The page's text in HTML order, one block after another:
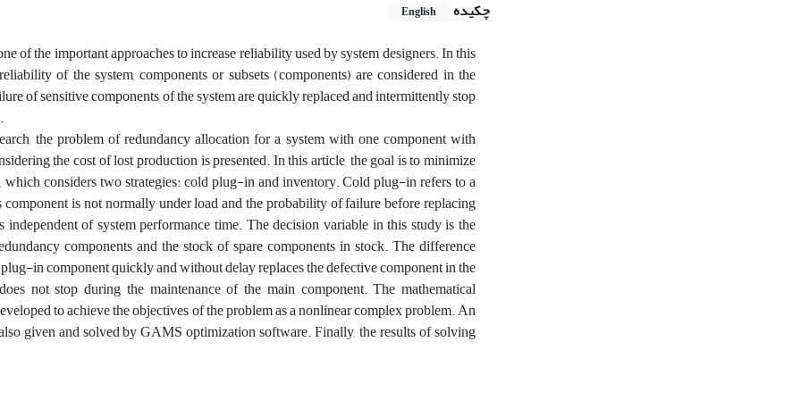
چکیده English
of the important approaches to increase reliability used by system designers. In this
of the system, components or subsets (components) are considered in the
of sensitive components of the system are quickly replaced and intermittently stop
the problem of redundancy allocation for a system with one component with
the cost of lost production is presented. In this article, the goal is to minimize
which considers two strategies: cold plug-in and inventory. Cold plug-in refers to a
is not normally under load and the probability of failure before replacing
independent of system performance time. The decision variable in this study is the
components and the stock of spare components in stock. The difference
in component quickly and without delay replaces the defective component in the
not stop during the maintenance of the main component. The mathematical
to achieve the objectives of the problem as a nonlinear complex problem. An
given and solved by GAMS optimization software. Finally, the results of solving